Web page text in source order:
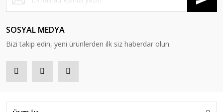
SOSYAL MEDYA
Bizi takip edin, yeni ürünlerden ilk siz haberdar olun.